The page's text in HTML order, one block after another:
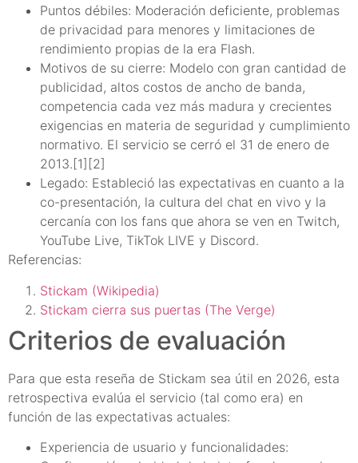
Puntos débiles: Moderación deficiente, problemas
de privacidad para menores y limitaciones de
rendimiento propias de la era Flash.
Motivos de su cierre: Modelo con gran cantidad de
publicidad, altos costos de ancho de banda,
competencia cada vez más madura y crecientes
exigencias en materia de seguridad y cumplimiento
normativo. El servicio se cerró el 31 de enero de
2013.[1][2]
Legado: Estableció las expectativas en cuanto a la
co-presentación, la cultura del chat en vivo y la
cercanía con los fans que ahora se ven en Twitch,
YouTube Live, TikTok LIVE y Discord.
Referencias:
Stickam (Wikipedia)
Stickam cierra sus puertas (The Verge)
Criterios de evaluación
Para que esta reseña de Stickam sea útil en 2026, esta
retrospectiva evalúa el servicio (tal como era) en
función de las expectativas actuales:
Experiencia de usuario y funcionalidades: